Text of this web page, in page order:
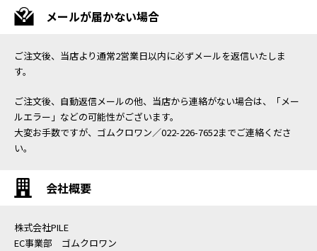
メールが届かない場合
ご注文後、当店より通常2営業日以内に必ずメールを返信いたしま
す。
ご注文後、自動返信メールの他、当店から連絡がない場合は、「メー
ルエラー」などの可能性がございます。
大変お手数ですが、ゴムクロワン／022-226-7652までご連絡くださ
い。
会社概要
株式会社PILE
EC事業部 ゴムクロワン